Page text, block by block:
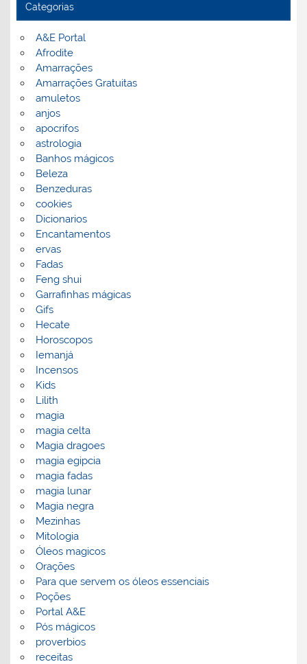
Categorias
A&E Portal
Afrodite
Amarrações
Amarrações Gratuitas
amuletos
anjos
apocrifos
astrologia
Banhos mágicos
Beleza
Benzeduras
cookies
Dicionarios
Encantamentos
ervas
Fadas
Feng shui
Garrafinhas mágicas
Gifs
Hecate
Horoscopos
Iemanjá
Incensos
Kids
Lilith
magia
magia celta
Magia dragoes
magia egipcia
magia fadas
magia lunar
Magia negra
Mezinhas
Mitologia
Óleos magicos
Orações
Para que servem os óleos essenciais
Poções
Portal A&E
Pós mágicos
proverbios
receitas